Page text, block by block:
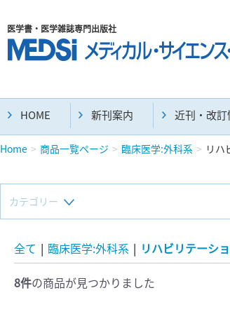
医学書・医学雑誌専門出版社
HOME 新刊案内 近刊・改訂
Home 商品一覧ページ 臨床医学:外科系 リハ
カテゴリー
新刊(直近6ヶ月)(23) 麻
マニュアル(39)
全て | 臨床医学:外科系 | リハビリテーシ
8件の商品が見つかりました